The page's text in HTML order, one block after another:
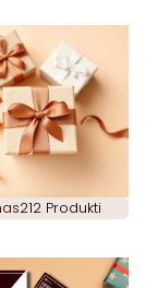
212 Produkti